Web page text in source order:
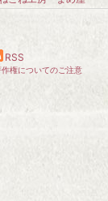
RSS
権についてのご注意